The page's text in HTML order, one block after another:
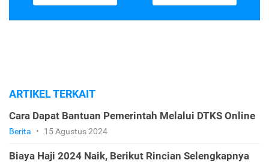
ARTIKEL TERKAIT
Cara Dapat Bantuan Pemerintah Melalui DTKS Online
Berita • 15 Agustus 2024
Biaya Haji 2024 Naik, Berikut Rincian Selengkapnya